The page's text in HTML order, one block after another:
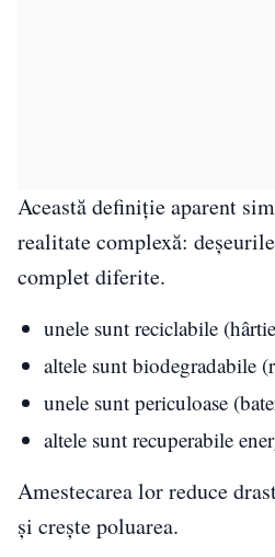
Această definiție aparent
realitate complexă:
complet diferite.
unele sunt reciclabile
altele sunt biodegradabile
unele sunt periculoase
altele sunt recuperabile
Amestecarea lor reduce
și crește poluarea.